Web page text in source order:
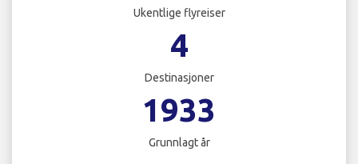
Ukentlige flyreiser
4
Destinasjoner
1933
Grunnlagt år